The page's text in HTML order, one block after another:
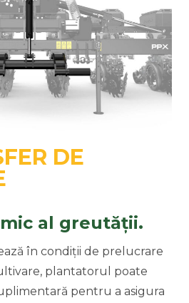
DE
al greutății.
în condiții de prelucrare
plantatorul poate
pentru a asigura